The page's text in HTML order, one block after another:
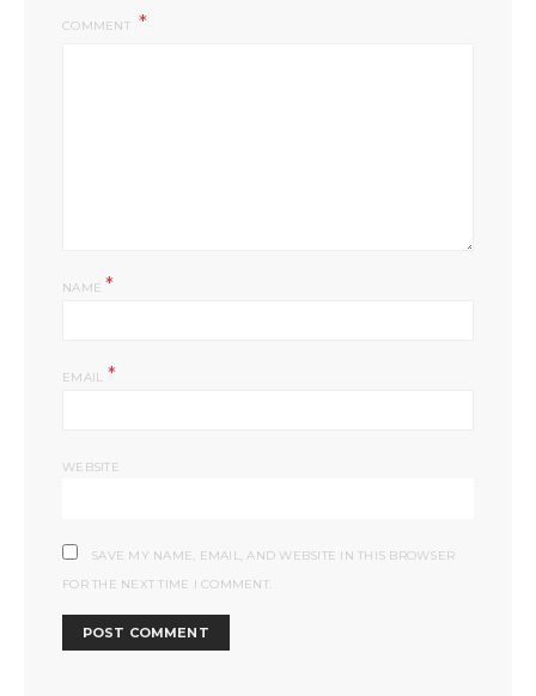
COMMENT
NAME*
EMAIL *
WEBSITE
SAVE MY NAME, EMAIL, AND WEBSITE IN THIS BROWSER
FOR THE NEXT TIME I COMMENT.